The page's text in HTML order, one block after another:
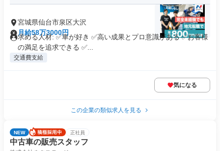
宮城県仙台市泉区大沢
月給58万3000円
求める人材: ✅車が好き ✅高い成果とプロ意識がある ✅お客様
の満足を追求できる ✅...
交通費支給
気になる
この企業の類似求人を見る
NEW 正社員
中古車の販売スタッフ